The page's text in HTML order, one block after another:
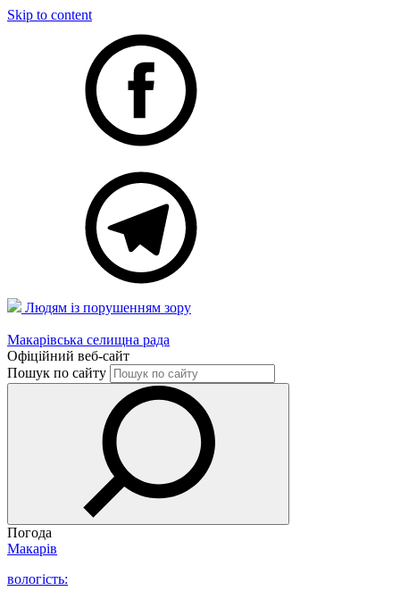
Skip to content
Людям із порушенням зору
Макарівська селищна рада
Офіційний веб-сайт
Пошук по сайту
Погода
Макарів
вологість: